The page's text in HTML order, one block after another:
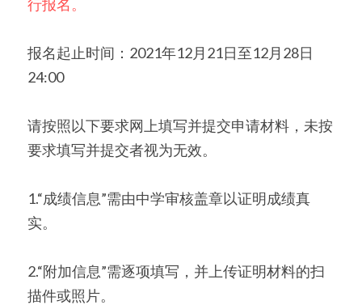
行报名。
报名起止时间：2021年12月21日至12月28日
24:00
请按照以下要求网上填写并提交申请材料，未按
要求填写并提交者视为无效。
1.“成绩信息”需由中学审核盖章以证明成绩真
实。
2.“附加信息”需逐项填写，并上传证明材料的扫
描件或照片。